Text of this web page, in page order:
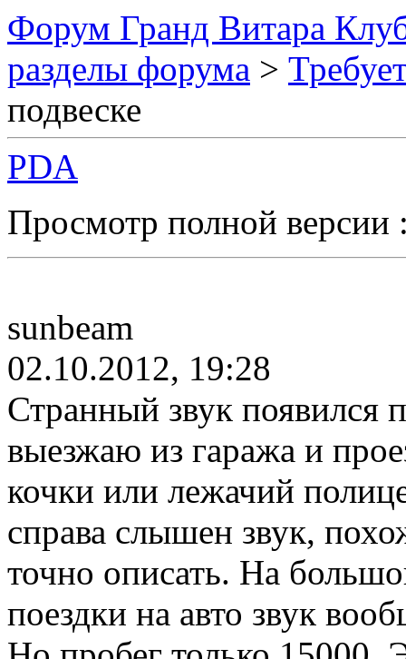
Форум Гранд Витара
разделы форума >
подвеске
PDA
Просмотр полной
sunbeam
02.10.2012, 19:28
Странный звук появился
выезжаю из гаража и
кочки или лежачий
справа слышен звук,
точно описать. На
поездки на авто звук